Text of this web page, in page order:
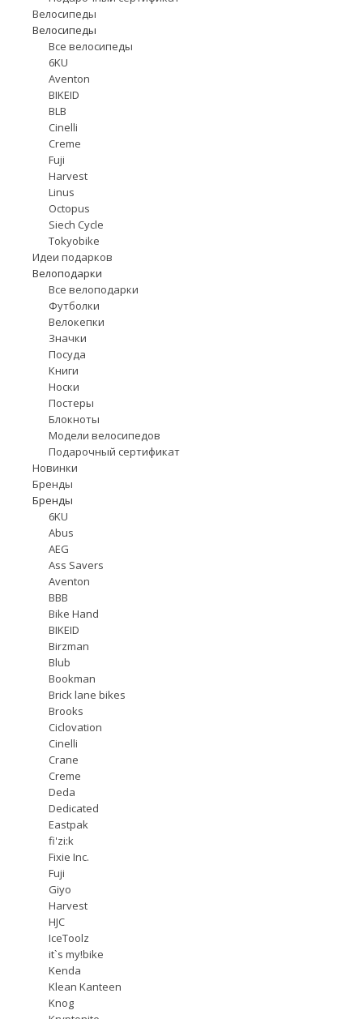
Велосипеды
Велосипеды
Все велосипеды
6KU
Aventon
BIKEID
BLB
Cinelli
Creme
Fuji
Harvest
Linus
Octopus
Siech Cycle
Tokyobike
Идеи подарков
Велоподарки
Все велоподарки
Футболки
Велокепки
Значки
Посуда
Книги
Носки
Постеры
Блокноты
Модели велосипедов
Подарочный сертификат
Новинки
Бренды
Бренды
6KU
Abus
AEG
Ass Savers
Aventon
BBB
Bike Hand
BIKEID
Birzman
Blub
Bookman
Brick lane bikes
Brooks
Ciclovation
Cinelli
Crane
Creme
Deda
Dedicated
Eastpak
fi'zi:k
Fixie Inc.
Fuji
Giyo
Harvest
HJC
IceToolz
it`s my!bike
Kenda
Klean Kanteen
Knog